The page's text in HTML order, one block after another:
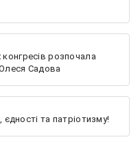
розпочала
Садова
та патріотизму!